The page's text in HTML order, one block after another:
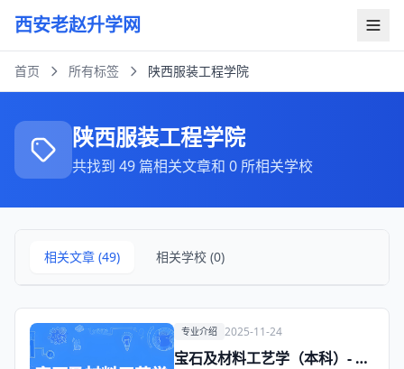
西安老赵升学网
首页 所有标签 陕西服装工程学院
陕西服装工程学院
共找到 49 篇相关文章和 0 所相关学校
相关文章 (49) 相关学校 (0)
专业介绍 2025-11-24
宝石及材料工艺学（本科）- 陕